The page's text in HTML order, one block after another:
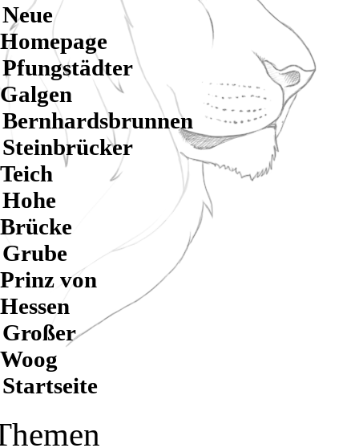
Neue
Homepage
Pfungstädter
Galgen
Bernhardsbrunnen
Steinbrücker
Teich
Hohe
Brücke
Grube
Prinz von
Hessen
Großer
Woog
Startseite